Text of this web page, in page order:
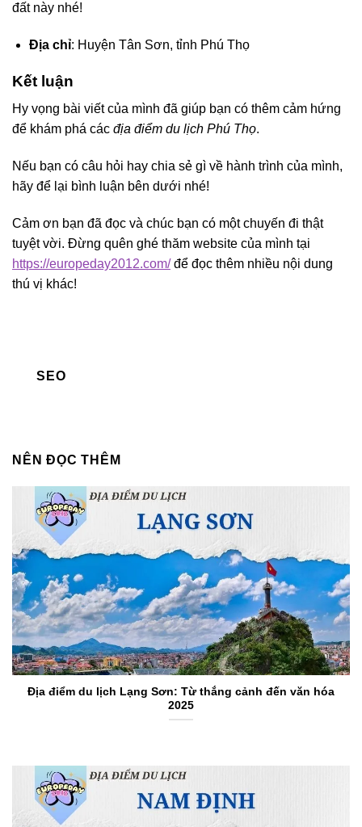
đất này nhé!
Địa chỉ: Huyện Tân Sơn, tỉnh Phú Thọ
Kết luận
Hy vọng bài viết của mình đã giúp bạn có thêm cảm hứng
để khám phá các địa điểm du lịch Phú Thọ.
Nếu bạn có câu hỏi hay chia sẻ gì về hành trình của mình,
hãy để lại bình luận bên dưới nhé!
Cảm ơn bạn đã đọc và chúc bạn có một chuyến đi thật
tuyệt vời. Đừng quên ghé thăm website của mình tại
https://europeday2012.com/để đọc thêm nhiều nội dung
thú vị khác!
SEO
NÊN ĐỌC THÊM
Địa điểm du lịch Lạng Sơn: Từ thắng cảnh đến văn hóa
2025